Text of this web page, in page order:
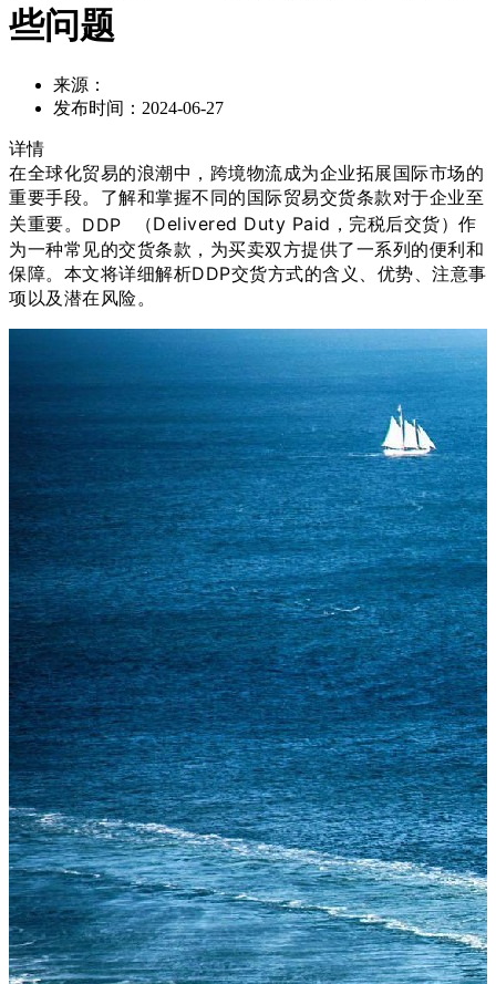
些问题
来源：
发布时间： 2024-06-27
详情
在全球化贸易的浪潮中，跨境物流成为企业拓展国际市场的
重要手段。了解和掌握不同的国际贸易交货条款对于企业至
关重要。 DDP
（Delivered Duty Paid，完税后交货）作
为一种常见的交货条款，为买卖双方提供了一系列的便利和
保障。本文将详细解析DDP交货方式的含义、优势、注意事
项以及潜在风险。